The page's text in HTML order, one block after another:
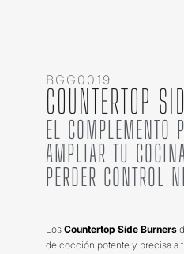
BGG0019
COUNTERTOP
EL COMPLEMENTO
AMPLIAR TU
PERDER CONTROL
Los Countertop Side Burners
de cocción potente y precisa a